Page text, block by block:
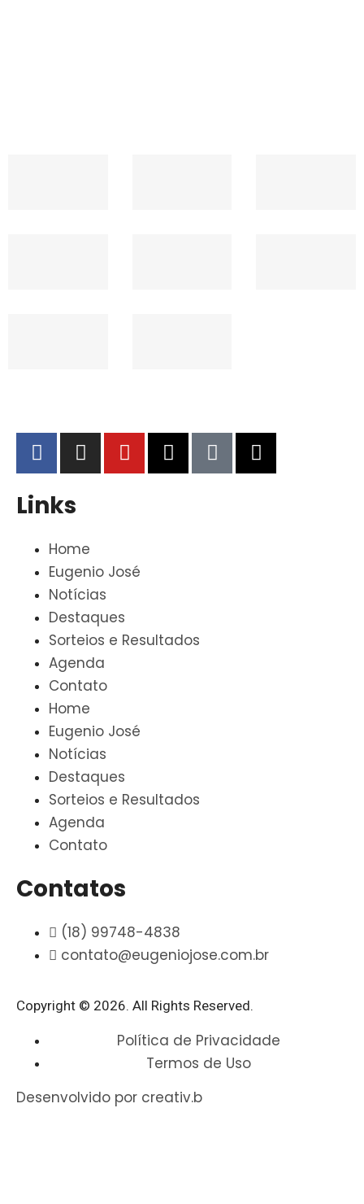
Links
Home
Eugenio José
Notícias
Destaques
Sorteios e Resultados
Agenda
Contato
Home
Eugenio José
Notícias
Destaques
Sorteios e Resultados
Agenda
Contato
Contatos
(18) 99748-4838
contato@eugeniojose.com.br
Copyright © 2026. All Rights Reserved.​
Política de Privacidade
Termos de Uso
Desenvolvido por creativ.b​​